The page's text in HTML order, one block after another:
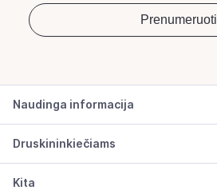
Naudinga informacija
Druskininkiečiams
Kita